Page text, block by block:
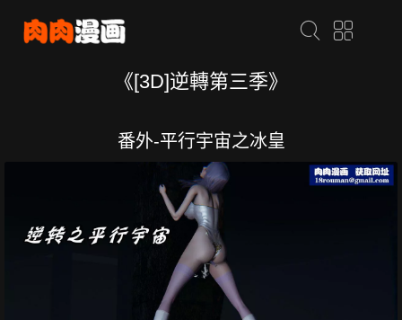
《[3D]逆轉第三季》
番外-平行宇宙之冰皇